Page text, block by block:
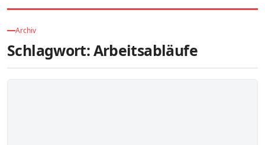
Archiv
Schlagwort:Arbeitsabläufe